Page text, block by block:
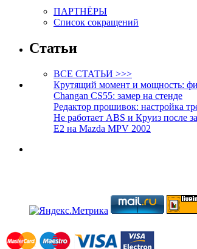
ПАРТНЁРЫ
Список сокращений
Статьи
ВСЕ СТАТЬИ >>>
Крутящий момент и мощность:
Changan CS55: замер на стенде
Редактор прошивок: настройка
Не работает ABS и Круиз после
E2 на Mazda MPV 2002